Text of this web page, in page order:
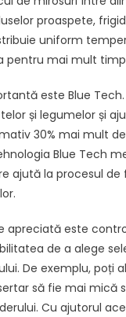
proaspete,
uniform
pentru mai mult
este Blue
și legumelor și
30% mai mult
Blue Tech
ajută la procesul de
apreciată este
de a alege
De exemplu, poți
să fie mai mică
Cu ajutorul